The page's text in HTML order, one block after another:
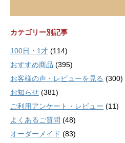
カテゴリー別記事
100日・1才 (114)
おすすめ商品 (395)
お客様の声・レビューを見る (300)
お知らせ (381)
ご利用アンケート・レビュー (11)
よくあるご質問 (48)
オーダーメイド (83)